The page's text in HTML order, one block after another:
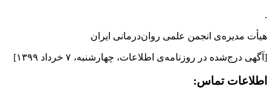
.
هیأت مدیره‌ی انجمن علمی روان‌درمانی ایران
[آگهی درج‌شده در روزنامه‌ی اطلاعات، چهارشنبه، ٧ خرداد ١٣٩٩]
اطلاعات تماس: